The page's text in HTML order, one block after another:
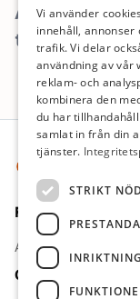
tillfället.
Sidfot
För jobbsökande
Arbetsgivare
Om oss
Vi använder
innehåll,
trafik. Vi delar
användning av vår
reklam- och
kombinera den
du har
samlat in från din
tjänster.
STRIKT
PRESTANDA
INRIKTNING